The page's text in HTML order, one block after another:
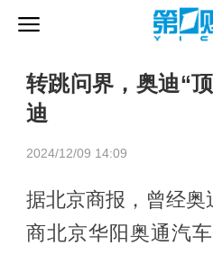
转跳问界，奥迪“
迪
2024/12/09 14:09
据北京商报，曾经奥
商北京华阳奥通汽